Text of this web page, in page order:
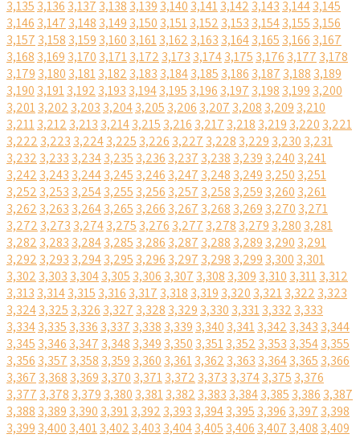
3,135 3,136 3,137 3,138 3,139 3,140 3,1413,142 3,143 3,1443,145
3,146 3,147 3,148 3,149 3,150 3,1513,152 3,153 3,1543,155 3,156
3,157 3,158 3,159 3,160 3,1613,162 3,163 3,1643,165 3,166 3,167
3,168 3,169 3,170 3,1713,172 3,173 3,1743,175 3,176 3,177 3,178
3,179 3,180 3,1813,182 3,183 3,1843,185 3,186 3,187 3,188 3,189
3,190 3,1913,192 3,193 3,1943,195 3,196 3,197 3,198 3,199 3,200
3,2013,202 3,203 3,2043,205 3,206 3,207 3,208 3,209 3,210
3,2113,212 3,213 3,2143,215 3,216 3,217 3,218 3,219 3,220 3,221
3,222 3,223 3,2243,225 3,226 3,227 3,228 3,229 3,230 3,231
3,232 3,233 3,2343,235 3,236 3,237 3,238 3,239 3,240 3,241
3,242 3,243 3,2443,245 3,246 3,247 3,248 3,249 3,250 3,251
3,252 3,253 3,2543,255 3,256 3,257 3,258 3,259 3,260 3,261
3,262 3,263 3,2643,265 3,266 3,267 3,268 3,269 3,270 3,271
3,272 3,273 3,2743,275 3,276 3,277 3,278 3,279 3,280 3,281
3,282 3,283 3,2843,285 3,286 3,287 3,288 3,289 3,290 3,291
3,292 3,293 3,2943,295 3,296 3,297 3,298 3,299 3,300 3,301
3,302 3,303 3,3043,305 3,306 3,307 3,308 3,309 3,310 3,3113,312
3,313 3,3143,315 3,316 3,317 3,318 3,319 3,320 3,3213,322 3,323
3,3243,325 3,326 3,327 3,328 3,329 3,330 3,3313,332 3,333
3,3343,335 3,336 3,337 3,338 3,339 3,340 3,3413,342 3,343 3,344
3,345 3,346 3,347 3,348 3,349 3,350 3,3513,352 3,353 3,3543,355
3,356 3,357 3,358 3,359 3,360 3,3613,362 3,363 3,3643,365 3,366
3,367 3,368 3,369 3,370 3,3713,372 3,373 3,3743,375 3,376
3,377 3,378 3,379 3,380 3,3813,382 3,383 3,3843,385 3,386 3,387
3,388 3,389 3,390 3,3913,392 3,393 3,3943,395 3,396 3,397 3,398
3,399 3,400 3,4013,402 3,403 3,4043,405 3,406 3,407 3,408 3,409